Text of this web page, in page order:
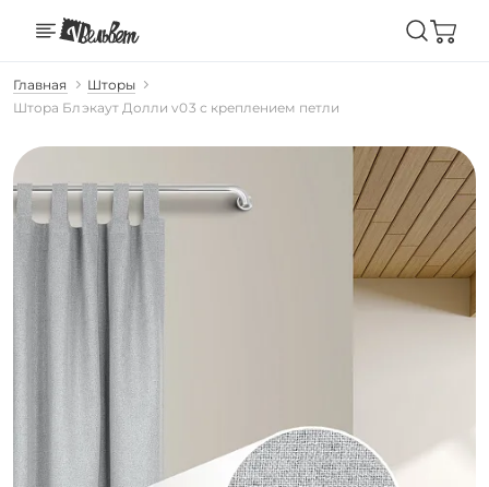
Главная
Шторы
Штора Блэкаут Долли v03 с креплением петли